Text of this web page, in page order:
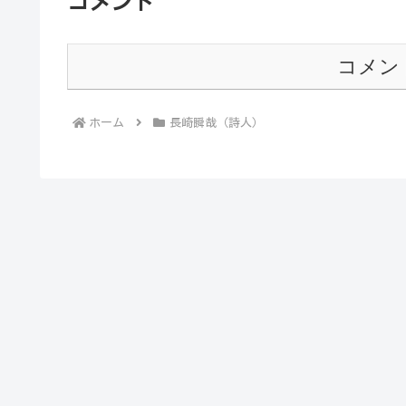
コメン
ホーム 長崎瞬哉（詩人）